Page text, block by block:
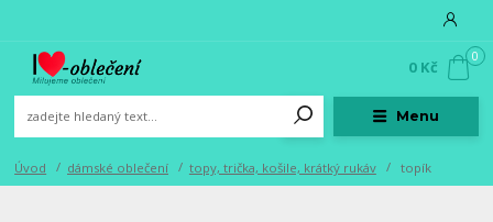
Menu
0
0 Kč
Úvod dámské oblečení topy, trička, košile, krátký rukáv topík